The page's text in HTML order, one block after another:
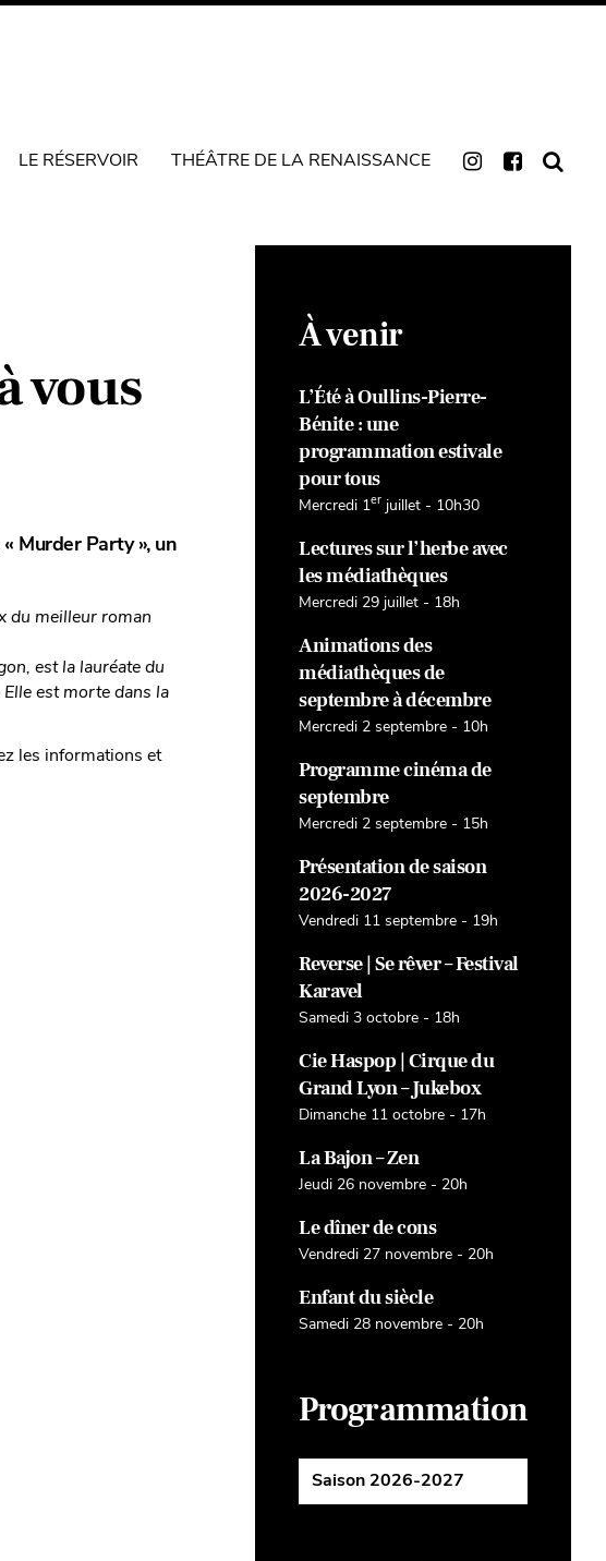
LE RÉSERVOIR THÉÂTRE DE LA RENAISSANCE
vous
Murder Party », un
du meilleur roman
est la lauréate du
est morte dans la
les informations et
À venir
L’Été à Oullins-Pierre-
Bénite : une
programmation estivale
pour tous
Mercredi 1er juillet - 10h30
Lectures sur l’herbe avec
les médiathèques
Mercredi 29 juillet - 18h
Animations des
médiathèques de
septembre à décembre
Mercredi 2 septembre - 10h
Programme cinéma de
septembre
Mercredi 2 septembre - 15h
Présentation de saison
2026-2027
Vendredi 11 septembre - 19h
Reverse | Se rêver – Festival
Karavel
Samedi 3 octobre - 18h
Cie Haspop | Cirque du
Grand Lyon – Jukebox
Dimanche 11 octobre - 17h
La Bajon – Zen
Jeudi 26 novembre - 20h
Le dîner de cons
Vendredi 27 novembre - 20h
Enfant du siècle
Samedi 28 novembre - 20h
Programmation
Saison 2026-2027